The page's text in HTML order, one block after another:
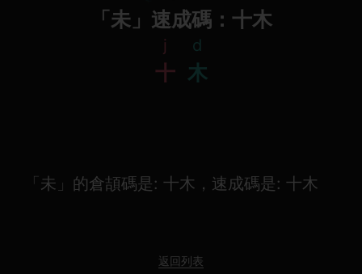
「未」速成碼：十木
j
十
d
木
「未」的倉頡碼是: 十木，速成碼是: 十木
返回列表